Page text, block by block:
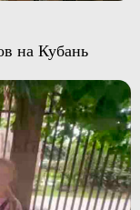
на Кубань